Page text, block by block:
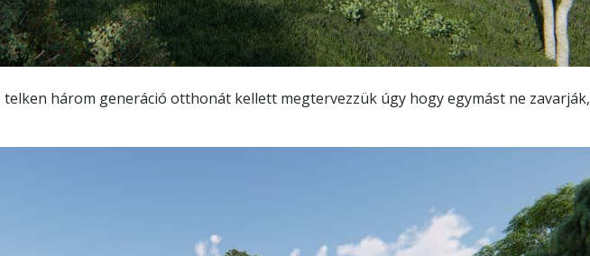
három generáció otthonát kellett megtervezzük úgy hogy egymást ne